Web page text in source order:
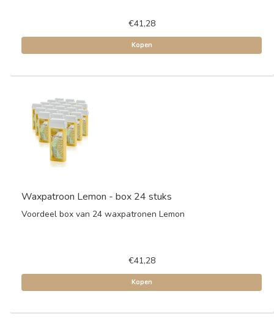
€41,28
Kopen
Waxpatroon Lemon - box 24 stuks
Voordeel box van 24 waxpatronen Lemon
€41,28
Kopen